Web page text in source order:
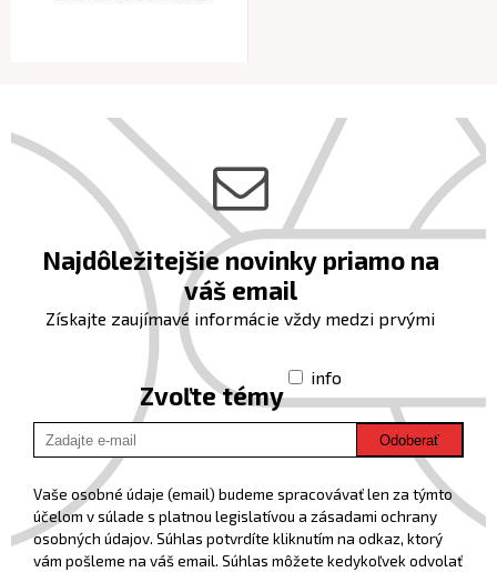
Najdôležitejšie novinky priamo na
váš email
Získajte zaujímavé informácie vždy medzi prvými
Zvoľte témy
info
Odoberať
Vaše osobné údaje (email) budeme spracovávať len za týmto
účelom v súlade s platnou legislatívou a zásadami ochrany
osobných údajov. Súhlas potvrdíte kliknutím na odkaz, ktorý
vám pošleme na váš email. Súhlas môžete kedykoľvek odvolať